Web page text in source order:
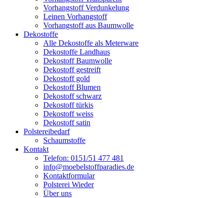
Vorhangstoff Verdunkelung
Leinen Vorhangstoff
Vorhangstoff aus Baumwolle
Dekostoffe
Alle Dekostoffe als Meterware
Dekostoffe Landhaus
Dekostoff Baumwolle
Dekostoff gestreift
Dekostoff gold
Dekostoff Blumen
Dekostoff schwarz
Dekostoff türkis
Dekostoff weiss
Dekostoff satin
Polstereibedarf
Schaumstoffe
Kontakt
Telefon: 0151/51 477 481
info@moebelstoffparadies.de
Kontaktformular
Polsterei Wieder
Über uns